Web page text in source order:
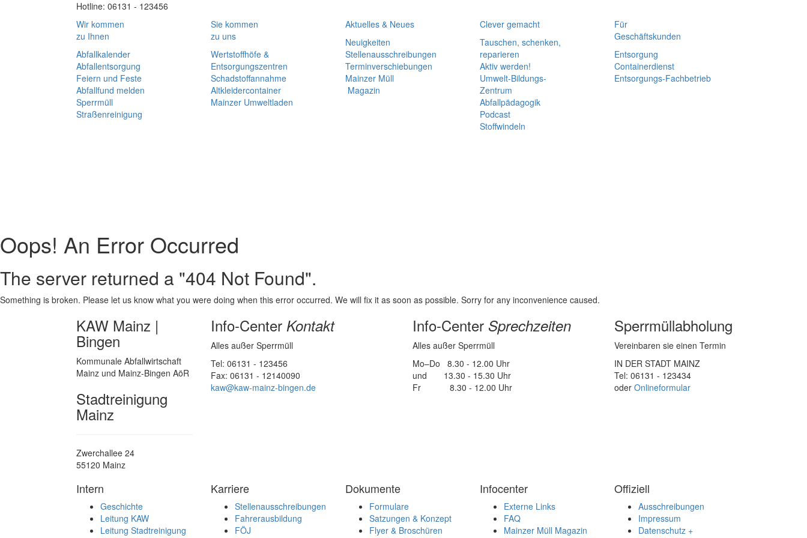
Hotline: 06131 - 123456
Wir kommen
zu Ihnen
Abfallkalender
Abfallentsorgung
Feiern und Feste
Abfallfund melden
Sperrmüll
Straßenreinigung
Sie kommen
zu uns
Wertstoffhöfe &
Entsorgungszentren
Schadstoffannahme
Altkleidercontainer
Mainzer Umweltladen
Aktuelles & Neues
Neuigkeiten
Stellenausschreibungen
Termin­verschiebungen
Mainzer Müll
Magazin
Clever gemacht
Tauschen, schenken,
reparieren
Aktiv werden!
Umwelt-Bildungs-
Zentrum
Abfallpädagogik
Podcast
Stoffwindeln
Für
Geschäfts­kunden
Entsorgung
Containerdienst
Entsorgungs-Fachbetrieb
Oops! An Error Occurred
The server returned a "404 Not Found".
Something is broken. Please let us know what you were doing when this error occurred. We will fix it as soon as possible. Sorry for any inconvenience caused.
KAW Mainz |
Bingen
Kommunale Abfallwirtschaft
Mainz und Mainz-Bingen AöR
Stadtreinigung
Mainz
Zwerchallee 24
55120 Mainz
Info-Center Kontakt
Alles außer Sperrmüll
Tel: 06131 - 123456
Fax: 06131 - 12140090
kaw@kaw-mainz-bingen.de
Info-Center Sprechzeiten
Alles außer Sperrmüll
Mo–Do 8.30 - 12.00 Uhr
und 13.30 - 15.30 Uhr
Fr 8.30 - 12.00 Uhr
Sperrmüllabholung
Vereinbaren sie einen Termin
IN DER STADT MAINZ
Tel: 06131 - 123434
oder Onlineformular
Intern
Geschichte
Leitung KAW
Leitung Stadtreinigung
Karriere
Stellenausschreibungen
Fahrerausbildung
FÖJ
Dokumente
Formulare
Satzungen & Konzept
Flyer & Broschüren
Infocenter
Externe Links
FAQ
Mainzer Müll Magazin
Offiziell
Ausschreibungen
Impressum
Datenschutz +